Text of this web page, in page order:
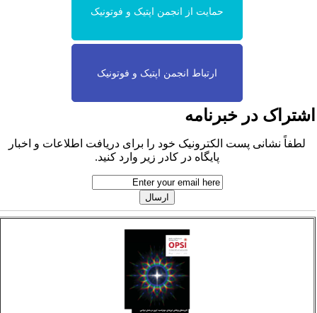
حمایت از انجمن اپتیک و فوتونیک
ارتباط انجمن اپتیک و فوتونیک
در خبرنامه
لطفاً نشانی پست الکترونیک خود را برای دریافت اطلاعات و اخبار
پایگاه در کادر زیر وارد کنید.